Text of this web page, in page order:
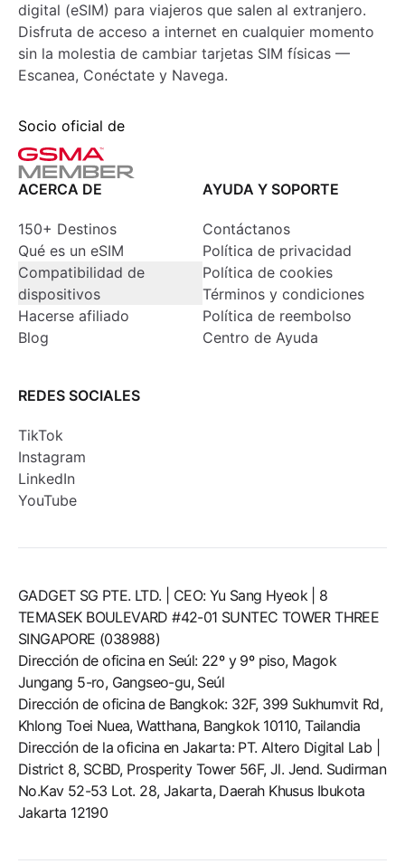
digital (eSIM) para viajeros que salen al extranjero.
Disfruta de acceso a internet en cualquier momento
sin la molestia de cambiar tarjetas SIM físicas —
Escanea, Conéctate y Navega.
Socio oficial de
ACERCA DE
150+ Destinos
Qué es un eSIM
Compatibilidad de
dispositivos
Hacerse afiliado
Blog
AYUDA Y SOPORTE
Contáctanos
Política de privacidad
Política de cookies
Términos y condiciones
Política de reembolso
Centro de Ayuda
REDES SOCIALES
TikTok
Instagram
LinkedIn
YouTube
GADGET SG PTE. LTD. | CEO: Yu Sang Hyeok | 8
TEMASEK BOULEVARD #42-01 SUNTEC TOWER THREE
SINGAPORE (038988)
Dirección de oficina en Seúl: 22º y 9º piso, Magok
Jungang 5-ro, Gangseo-gu, Seúl
Dirección de oficina de Bangkok: 32F, 399 Sukhumvit Rd,
Khlong Toei Nuea, Watthana, Bangkok 10110, Tailandia
Dirección de la oficina en Jakarta: PT. Altero Digital Lab |
District 8, SCBD, Prosperity Tower 56F, Jl. Jend. Sudirman
No.Kav 52-53 Lot. 28, Jakarta, Daerah Khusus Ibukota
Jakarta 12190